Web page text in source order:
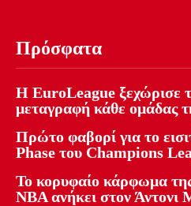
Πρόσφατα
Η EuroLeague ξεχώρισε
μεταγραφή κάθε ομάδας
Πρώτο φαβορί για το
Phase του Champions
Το κορυφαίο κάρφωμα
NBA ανήκει στον Άντονι